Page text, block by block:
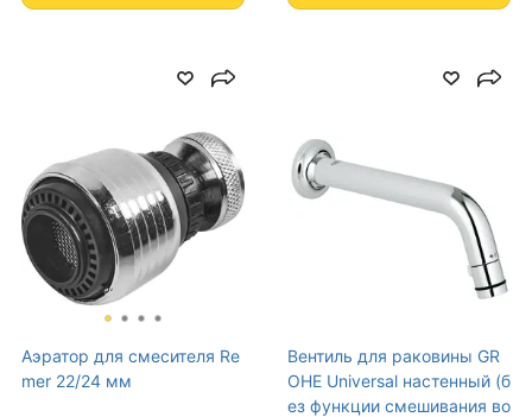
Аэратор для смесителя Re
mer 22/24 мм
Вентиль для раковины GR
OHE Universal настенный (б
ез функции смешивания во